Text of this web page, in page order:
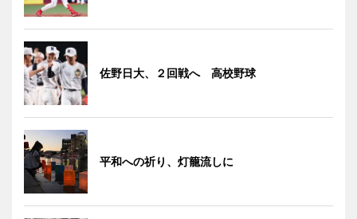
佐野日大、２回戦へ 高校野球
平和への祈り、灯籠流しに